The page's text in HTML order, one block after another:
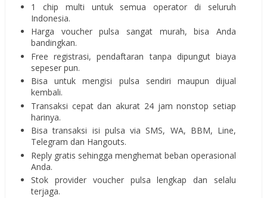
1 chip multi untuk semua operator di seluruh
Indonesia.
Harga voucher pulsa sangat murah, bisa Anda
bandingkan.
Free registrasi, pendaftaran tanpa dipungut biaya
sepeser pun.
Bisa untuk mengisi pulsa sendiri maupun dijual
kembali.
Transaksi cepat dan akurat 24 jam nonstop setiap
harinya.
Bisa transaksi isi pulsa via SMS, WA, BBM, Line,
Telegram dan Hangouts.
Reply gratis sehingga menghemat beban operasional
Anda.
Stok provider voucher pulsa lengkap dan selalu
terjaga.